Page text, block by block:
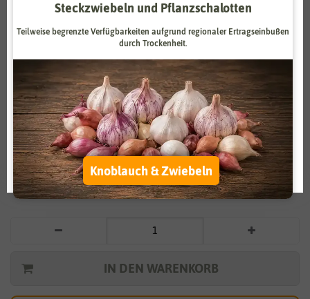
Vergrößern durch berühren
BIO Salbei
4,29 €
*
* inkl. 7% MwSt. zzgl.Versandkosten
IN DEN WARENKORB
Zahlungsdienstleister Marketing
Externe Medien Funktional
Weitere Einstellungen
Alle akzeptieren
Alle ablehnen
Auswahl akzeptieren
Steckzwiebeln und Pflanzschalotten
Teilweise begrenzte Verfügbarkeiten aufgrund regionaler Ertragseinbußen
durch Trockenheit.
Knoblauch & Zwiebeln